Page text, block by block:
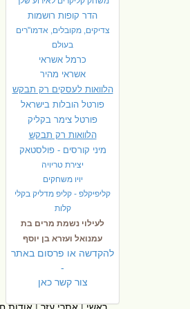
הדר קופות רושמות
צדיקים, מקובלים, אדמו"רים
בעולם
כרמל אשראי
אשראי מהיר
הלוואות לעסקים רק תבקש
פורטל הובלות בישראל
פורטל צימר בקליק
הלוואות רק תבקש
מיני קורסים - פולסטאק
יצירת טריויה
יויו משחקים
קליפיקלפ - קליפ מדליק בקלי
קלות
לעילוי נשמת מרים בת
עמנואל ועזרא בן יוסף
להקדשה או פרסום באתר
-
צור קשר כאן
ראשי|אתרי עזר|אודות